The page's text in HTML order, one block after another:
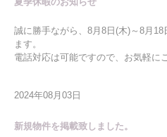
誠に勝手ながら、8月8日(木)～8月
ます。
電話対応は可能ですので、お気軽に
2024年08月03日
新規物件を掲載致しました。